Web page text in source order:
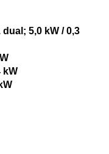
5,0 kW / 0,3
kW